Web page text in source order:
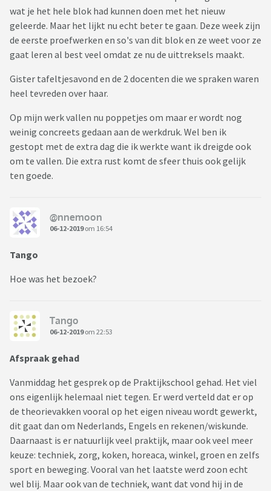
wat je het hele blok had kunnen doen met het nieuw
geleerde. Maar het lijkt nu echt beter te gaan. Deze week zijn
de eerste proefwerken en so's van dit blok en ze weet voor ze
gaat leren al best veel omdat ze nu de uittreksels maakt.
Gister tafeltjesavond en de 2 docenten die we spraken waren
heel tevreden over haar.
Op mijn werk vallen nu poppetjes om maar er wordt nog
weinig concreets gedaan aan de werkdruk. Wel ben ik
gestopt met de extra dag die ik werkte want ik dreigde ook
om te vallen. Die extra rust komt de sfeer thuis ook gelijk
ten goede.
@nnemoon
06-12-2019om 16:54
Tango
Hoe was het bezoek?
Tango
06-12-2019om 22:53
Afspraak gehad
Vanmiddag het gesprek op de Praktijkschool gehad. Het viel
ons eigenlijk helemaal niet tegen. Er werd verteld dat er op
de theorievakken vooral op het eigen niveau wordt gewerkt,
dit gaat dan om Nederlands, Engels en rekenen/wiskunde.
Daarnaast is er natuurlijk veel praktijk, maar ook veel meer
keuze: techniek, zorg, koken, horeaca, winkel, groen en zelfs
sport en beweging. Vooral van het laatste werd zoon echt
wel blij. Maar ook van de techniek, want dat vond hij in de